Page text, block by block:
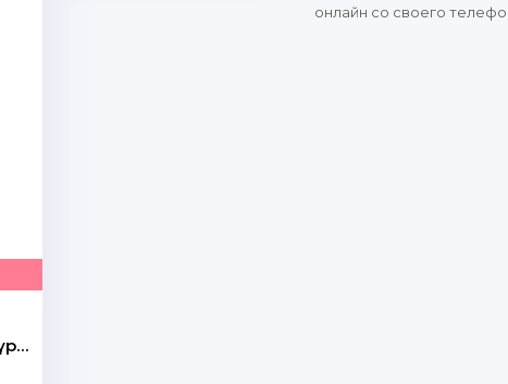
Өмір бойы күліп жүрсек шіркін ай
онлайн со своего